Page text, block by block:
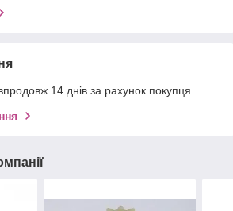
14 днів за рахунок покупця